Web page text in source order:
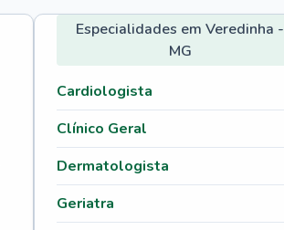
Especialidades em Veredinha -
MG
Cardiologista
Clínico Geral
Dermatologista
Geriatra